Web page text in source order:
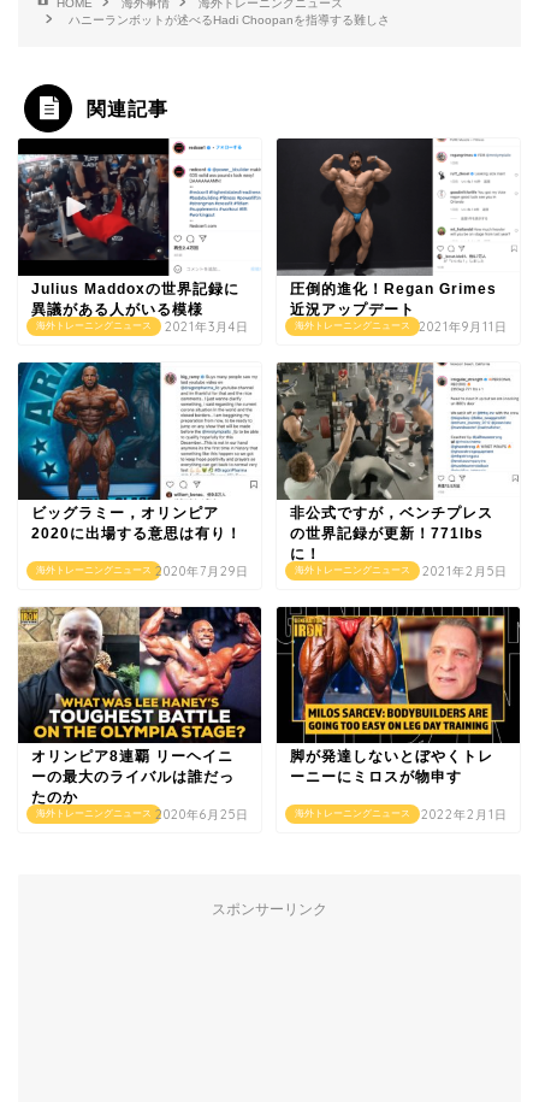
HOME 海外事情
海外トレーニングニュース
ハニーランボットが述べるHadi Choopanを指導する難しさ
関連記事
海外トレーニングニュース
Julius Maddoxの世界記録に
異議がある人がいる模様
2021年3月4日 海外トレーニングニュース
圧倒的進化！Regan Grimes
近況アップデート
2021年9月11日
海外トレーニングニュース
ビッグラミー，オリンピア
2020に出場する意思は有り！
2020年7月29日 海外トレーニングニュース
非公式ですが，ベンチプレス
の世界記録が更新！771lbs
に！
2021年2月5日
海外トレーニングニュース
オリンピア8連覇 リーヘイニ
ーの最大のライバルは誰だっ
たのか
2020年6月25日 海外トレーニングニュース
脚が発達しないとぼやくトレ
ーニーにミロスが物申す
2022年2月1日
スポンサーリンク